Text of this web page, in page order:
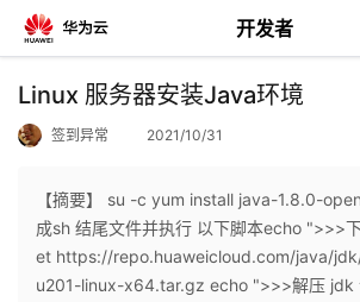
开发者
返
个
Linux 服务器安装Java环境
签到异常 2021/10/31
【摘要】 su -c yum install java-1.8.0-
成sh 结尾文件并执行 以下脚本echo ">>>
et https://repo.huaweicloud.com/java/
u201-linux-x64.tar.gz echo ">>>解压